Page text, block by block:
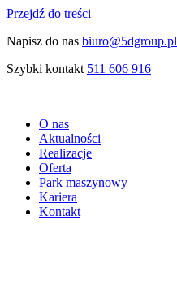
Przejdź do treści
Napisz do nas biuro@5dgroup.pl
Szybki kontakt 511 606 916
O nas
Aktualności
Realizacje
Oferta
Park maszynowy
Kariera
Kontakt